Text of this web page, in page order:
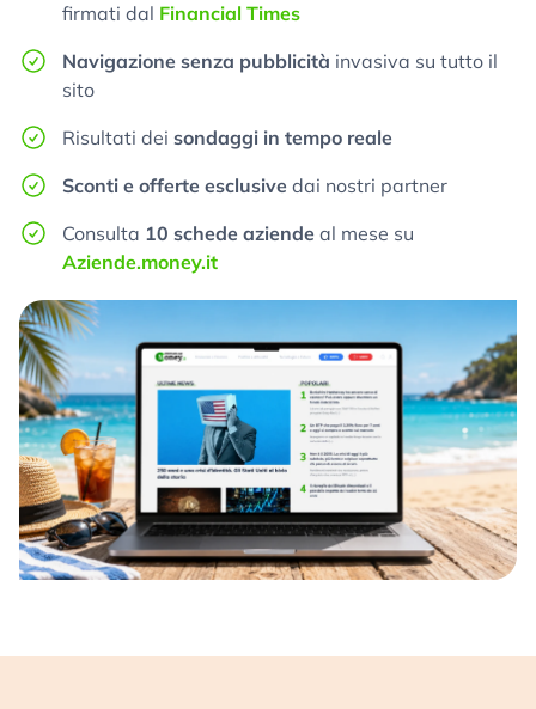
firmati dal Financial Times
Navigazione senza pubblicità invasiva su tutto il
sito
Risultati dei sondaggi in tempo reale
Sconti e offerte esclusive dai nostri partner
Consulta 10 schede aziende al mese su
Aziende.money.it